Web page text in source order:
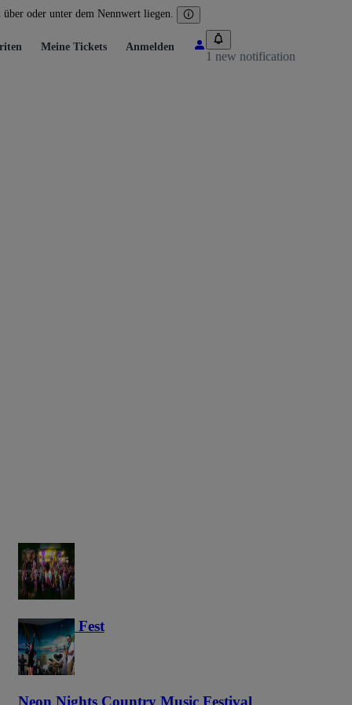
oder unter dem Nennwert liegen.
Meine Tickets Anmelden
1 new notification
Haunted Fest
59
Neon Nights Country Music Festival